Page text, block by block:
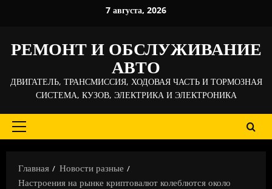
7 августа, 2026
РЕМОНТ И ОБСЛУЖИВАНИЕ
АВТО
ДВИГАТЕЛЬ, ТРАНСМИССИЯ, ХОДОВАЯ ЧАСТЬ И ТОРМОЗНАЯ
СИСТЕМА, КУЗОВ, ЭЛЕКТРИКА И ЭЛЕКТРОНИКА
Основное
Главная
Новости разные
Настроения на рынке криптовалют колеблются около